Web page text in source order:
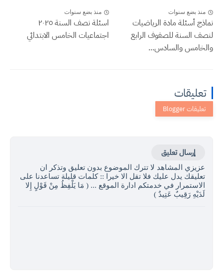
منذ بضع سنوات
نماذج أسئلة مادة الرياضيات
لنصف السنة للصفوف الرابع
والخامس والسادس...
منذ بضع سنوات
اسئلة نصف السنة ٢٠٢٥
اجتماعيات الخامس الابتدائي
تعليقات
إرسال تعليق
عزيزي المشاهد لا تترك الموضوع بدون تعليق وتذكر ان
تعليقك يدل عليك فلا تقل الا خيرا :: كلمات قليلة تساعدنا على
الاستمرار في خدمتكم ادارة الموقع ... ( مَا يَلْفِظُ مِنْ قَوْلٍ إِلا
لَدَيْهِ رَقِيبٌ عَتِيدٌ )